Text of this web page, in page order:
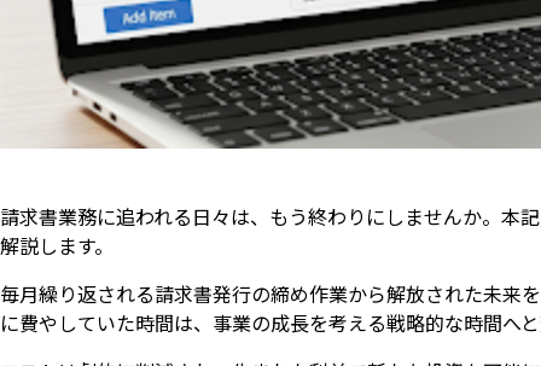
請求書業務に追われる日々は、もう終わりにしませんか。本
解説します。
毎月繰り返される請求書発行の締め作業から解放された未来
に費やしていた時間は、事業の成長を考える戦略的な時間へ